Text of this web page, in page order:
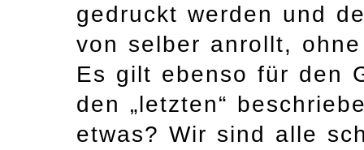
gedruckt werden und
von selber anrollt,
Es gilt ebenso für den
den „letzten“
etwas? Wir sind alle